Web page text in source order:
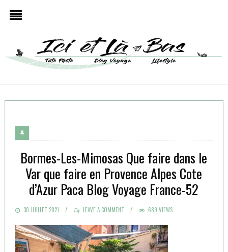
Bormes-Les-Mimosas Que faire dans le
Var que faire en Provence Alpes Cote
d’Azur Paca Blog Voyage France-52
POSTED
30 JUILLET 2021 LEAVE A COMMENT 689 VIEWS